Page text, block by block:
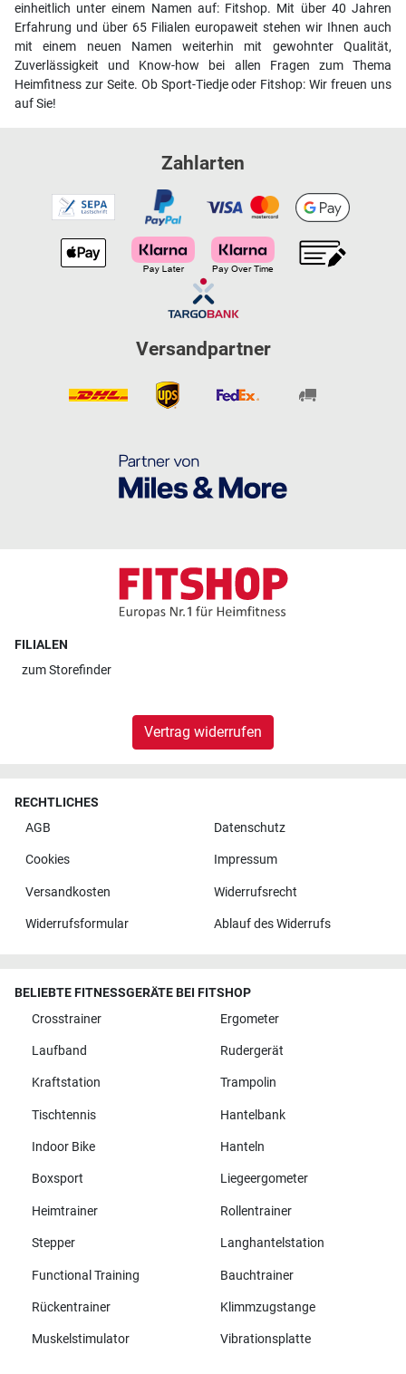
einheitlich unter einem Namen auf: Fitshop. Mit über 40 Jahren
Erfahrung und über 65 Filialen europaweit stehen wir Ihnen auch
mit einem neuen Namen weiterhin mit gewohnter Qualität,
Zuverlässigkeit und Know-how bei allen Fragen zum Thema
Heimfitness zur Seite. Ob Sport-Tiedje oder Fitshop: Wir freuen uns
auf Sie!
Zahlarten
Versandpartner
FILIALEN
zumStorefinder
Vertrag widerrufen
RECHTLICHES
AGB
Datenschutz
Cookies Impressum
Versandkosten Widerrufsrecht
Widerrufsformular Ablauf des Widerrufs
BELIEBTE FITNESSGERÄTE BEI FITSHOP
Crosstrainer
Ergometer
Laufband Rudergerät
Kraftstation Trampolin
Tischtennis Hantelbank
Indoor Bike Hanteln
Boxsport Liegeergometer
Heimtrainer Rollentrainer
Stepper Langhantelstation
Functional Training Bauchtrainer
Rückentrainer Klimmzugstange
Muskelstimulator Vibrationsplatte